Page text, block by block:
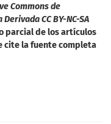
Commons de
CC BY-NC-SA
parcial de los artículos
cite la fuente completa